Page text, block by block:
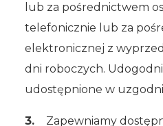
lub za pośrednictwem
telefonicznie lub za
elektronicznej z
dni roboczych.
udostępnione w
3. Zapewniamy